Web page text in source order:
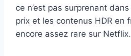
ce n’est pas surprenant
prix et les contenus HDR en
encore assez rare sur Netflix.